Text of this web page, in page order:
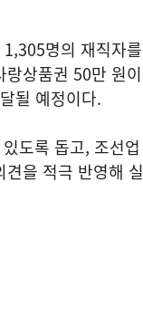
명의 재직자를
상품권 50만 원이
될 예정이다.
도록 돕고, 조선업
을 적극 반영해 실